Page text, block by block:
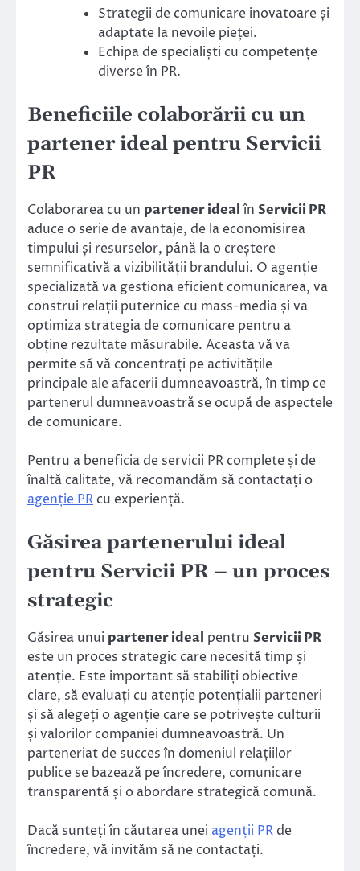
Strategii de comunicare inovatoare și
adaptate la nevoile pieței.
Echipa de specialiști cu competențe
diverse în PR.
Beneficiile colaborării cu un
partener ideal pentru Servicii
PR
Colaborarea cu un partener idealîn Servicii PR
aduce o serie de avantaje, de la economisirea
timpului și resurselor, până la o creștere
semnificativă a vizibilității brandului. O agenție
specializată va gestiona eficient comunicarea, va
construi relații puternice cu mass-media și va
optimiza strategia de comunicare pentru a
obține rezultate măsurabile. Aceasta vă va
permite să vă concentrați pe activitățile
principale ale afacerii dumneavoastră, în timp ce
partenerul dumneavoastră se ocupă de aspectele
de comunicare.
Pentru a beneficia de servicii PR complete și de
înaltă calitate, vă recomandăm să contactați o
agenție PR cu experiență.
Găsirea partenerului ideal
pentru Servicii PR – un proces
strategic
Găsirea unui partener ideal pentru Servicii PR
este un proces strategic care necesită timp și
atenție. Este important să stabiliți obiective
clare, să evaluați cu atenție potențialii parteneri
și să alegeți o agenție care se potrivește culturii
și valorilor companiei dumneavoastră. Un
parteneriat de succes în domeniul relațiilor
publice se bazează pe încredere, comunicare
transparentă și o abordare strategică comună.
Dacă sunteți în căutarea unei agenții PR de
încredere, vă invităm să ne contactați.